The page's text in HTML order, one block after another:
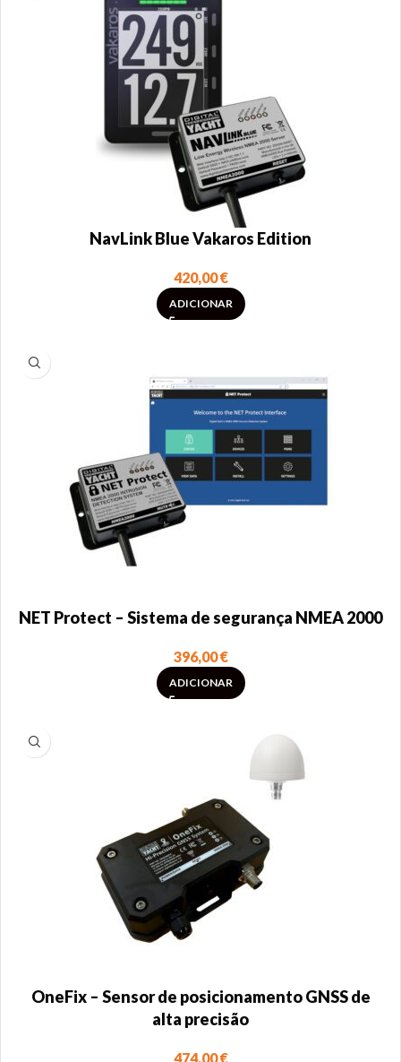
NavLink Blue Vakaros Edition
420,00€
ADICIONAR
NET Protect – Sistema de segurança NMEA 2000
396,00€
ADICIONAR
OneFix – Sensor de posicionamento GNSS de
alta precisão
474,00€